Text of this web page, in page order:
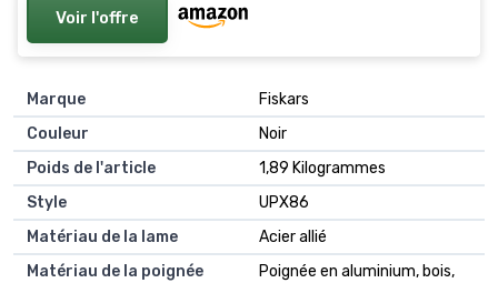
Voir l'offre
Marque
Fiskars
Couleur
Noir
Poids de l'article
1,89 Kilogrammes
Style
UPX86
Matériau de la lame
Acier allié
Matériau de la poignée
Poignée en aluminium, bois,